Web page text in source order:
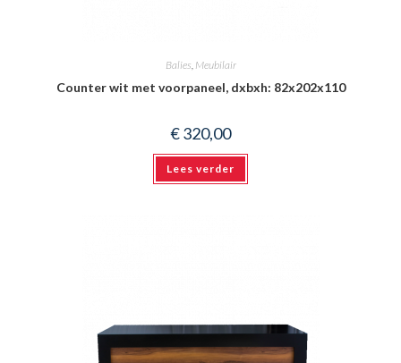
Balies, Meubilair
Counter wit met voorpaneel, dxbxh: 82x202x110
€320,00
Lees verder